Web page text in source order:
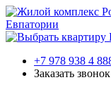
Евпатории
+7 978 938 4
Заказать звонок